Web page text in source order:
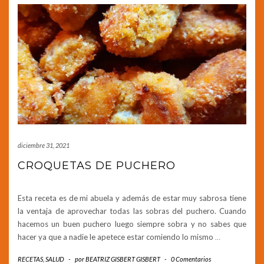
diciembre 31, 2021
CROQUETAS DE PUCHERO
Esta receta es de mi abuela y además de estar muy sabrosa tiene
la ventaja de aprovechar todas las sobras del puchero. Cuando
hacemos un buen puchero luego siempre sobra y no sabes que
hacer ya que a nadie le apetece estar comiendo lo mismo …
RECETAS, SALUD - porBEATRIZ GISBERT GISBERT - 0 Comentarios